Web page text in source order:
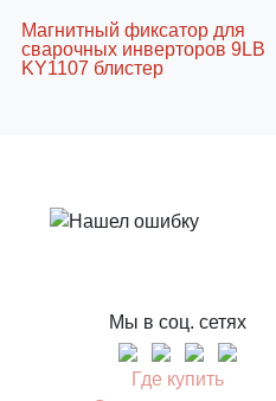
Магнитный фиксатор для
сварочных инверторов 9LB
KY1107 блистер
Мы в соц. сетях
Где купить